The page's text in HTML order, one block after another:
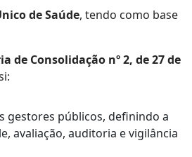
de Saúde, tendo como base
de Consolidação nº 2, de 27 de
gestores públicos, definindo a
avaliação, auditoria e vigilância